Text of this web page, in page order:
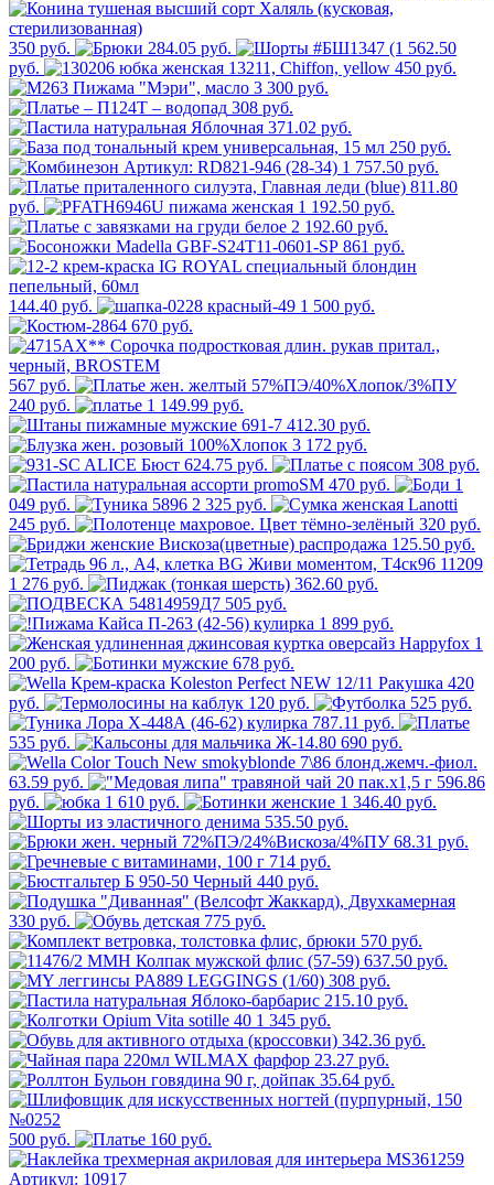
350 руб. 284.05 руб.
562.50
руб.
450 руб.
3 300 руб.
308 руб.
371.02 руб.
250 руб.
1 757.50 руб.
811.80
руб.
1 192.50 руб.
2 192.60 руб.
861 руб.
144.40 руб.
1 500 руб.
670 руб.
567 руб.
240 руб.
1 149.99 руб.
412.30 руб.
3 172 руб.
624.75 руб.
308 руб.
470 руб.
1
049 руб.
2 325 руб.
245 руб.
320 руб.
125.50 руб.
1 276 руб.
362.60 руб.
505 руб.
1 899 руб.
1
200 руб.
678 руб.
420
руб.
120 руб.
525 руб.
787.11 руб.
535 руб.
690 руб.
63.59 руб.
596.86
руб.
1 610 руб.
1 346.40 руб.
535.50 руб.
68.31 руб.
714 руб.
440 руб.
330 руб.
775 руб.
570 руб.
637.50 руб.
308 руб.
215.10 руб.
1 345 руб.
342.36 руб.
23.27 руб.
35.64 руб.
500 руб. 160 руб.